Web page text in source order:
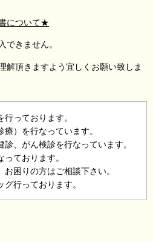
について★
できません。
解頂きますよう宜しくお願い致しま
行っております。
療）を行なっています。
診、がん検診を行なっています。
っております。
困りの方はご相談下さい。
グ行っております。